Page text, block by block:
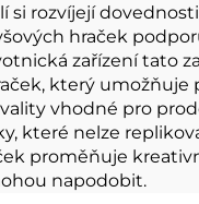
si rozvíjejí
hraček
zařízení tato
který
vhodné pro
které nelze
proměňuje
napodobit.